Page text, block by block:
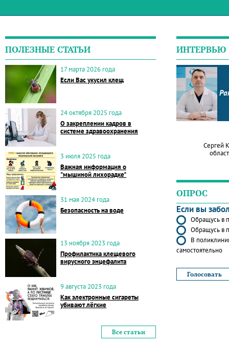
ПОЛЕЗНЫЕ СТАТЬИ
17 марта 2026 года
Если Вас укусил клещ
24 октября 2025 года
О закреплении кадров в
системе здравоохранения
3 июля 2025 года
Важная информация о
"мышиной лихорадке"
31 мая 2024 года
Безопасность на воде
13 ноября 2023 года
Профилактика клещевого
вирусного энцефалита
9 августа 2023 года
Как электронные сигареты
убивают лёгкие
Все статьи
ИНТЕРВЬЮ
Сергей
ОПРОС
Если вы
Обращусь в
Обращусь в
В
самостоятельно